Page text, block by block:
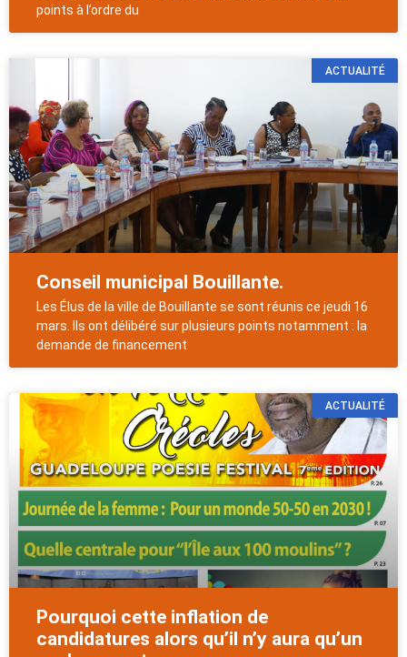
points à l’ordre du
ACTUALITÉ
Conseil municipal Bouillante.
Les Élus de la ville de Bouillante se sont réunis ce jeudi 16
mars. Ils ont délibéré sur plusieurs points notamment : la
demande de financement
ACTUALITÉ
Pourquoi cette inflation de
candidatures alors qu’il n’y aura qu’un